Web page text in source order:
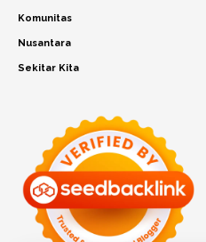
Komunitas
Nusantara
Sekitar Kita